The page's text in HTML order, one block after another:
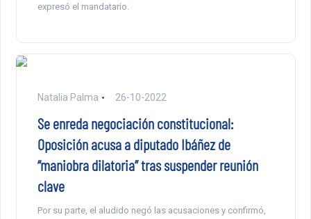
expresó el mandatario.
Natalia Palma 26-10-2022
Se enreda negociación constitucional:
Oposición acusa a diputado Ibáñez de
“maniobra dilatoria” tras suspender reunión
clave
Por su parte, el aludido negó las acusaciones y confirmó,